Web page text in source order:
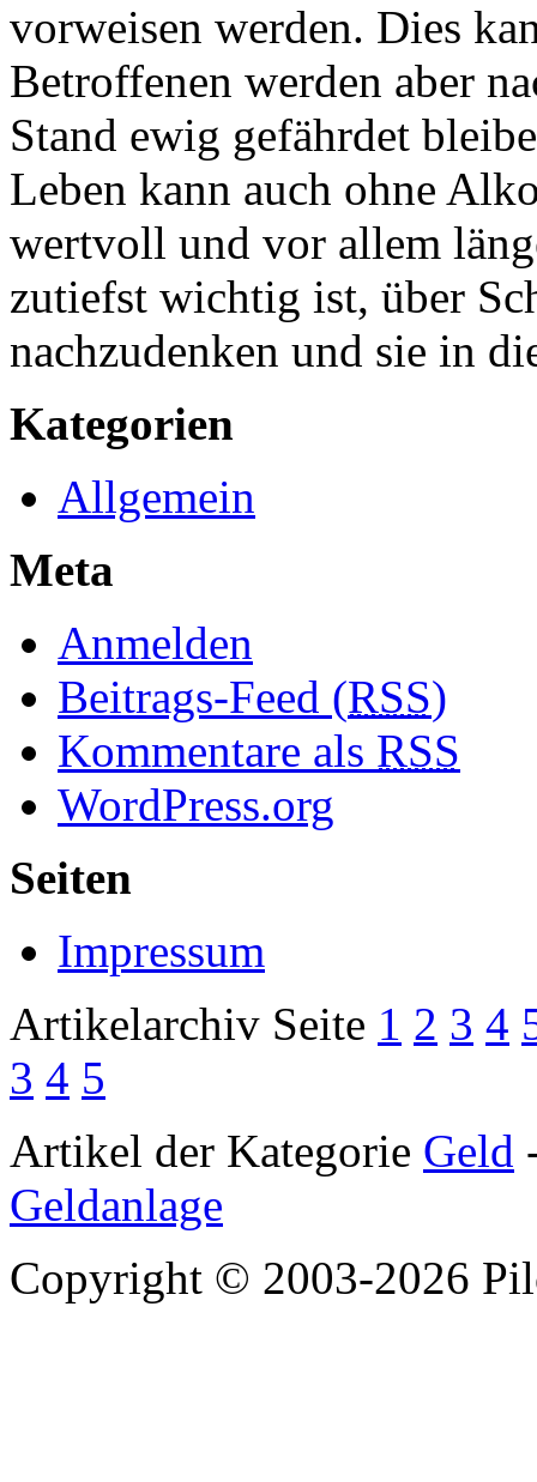
vorweisen werden. Dies
Betroffenen werden aber
Stand ewig gefährdet
Leben kann auch ohne
wertvoll und vor allem
zutiefst wichtig ist, über
nachzudenken und sie in
Kategorien
Allgemein
Meta
Anmelden
Beitrags-Feed (RSS)
Kommentare als RSS
WordPress.org
Seiten
Impressum
Artikelarchiv Seite 1 2 3 4
3 4 5
Artikel der Kategorie Geld
Geldanlage
Copyright © 2003-2026